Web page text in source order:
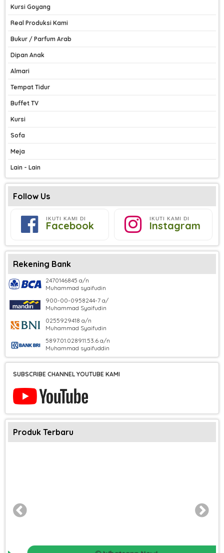
Kursi Goyang
Real Produksi Kami
Bukur / Parfum Arab
Dipan Anak
Almari
Tempat Tidur
Buffet TV
Kursi
Sofa
Meja
Lain - Lain
Follow Us
IKUTI KAMI DI
Facebook
IKUTI KAMI DI
Instagram
Rekening Bank
2470146845 a/n
Muhammad syaifudin
900-00-0958244-7 a/
Muhammad Syaifudin
0255929418 a/n
Muhammad Syaifudin
5897.01.028911.53.6 a/n
Muhammad syaifuddin
SUBSCRIBE CHANNEL YOUTUBE KAMI
Produk Terbaru